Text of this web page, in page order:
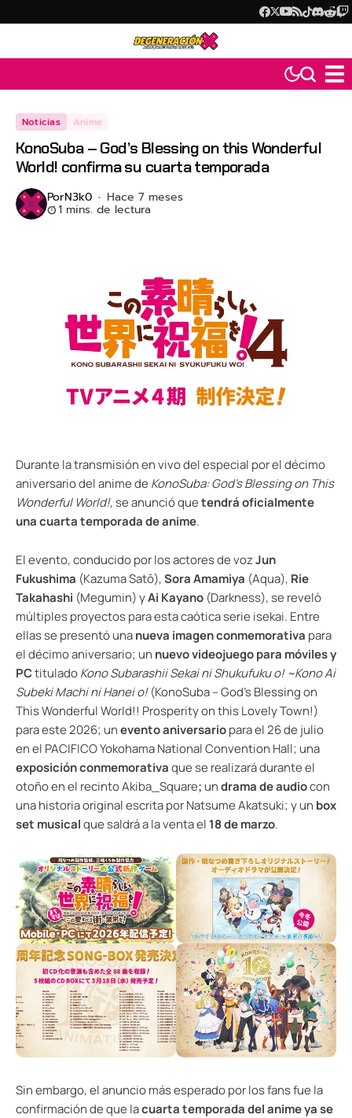
Noticias Anime
KonoSuba – God’s Blessing on this Wonderful
World! confirma su cuarta temporada
PorN3k0 Hace 7 meses
1 mins. de lectura
Durante la transmisión en vivo del especial por el décimo
aniversario del anime de KonoSuba: God’s Blessing on This
Wonderful World!, se anunció quetendrá oficialmente
una cuarta temporada de anime.
El evento, conducido por los actores de vozJun
Fukushima (Kazuma Satō),Sora Amamiya (Aqua), Rie
Takahashi (Megumin) yAi Kayano (Darkness), se reveló
múltiples proyectos para esta caótica serie isekai. Entre
ellas se presentó unanueva imagen conmemorativa para
el décimo aniversario; un nuevo videojuego para móviles y
PCtituladoKono Subarashii Sekai ni Shukufuku o! ~Kono Ai
Subeki Machi ni Hanei o!(KonoSuba – God’s Blessing on
This Wonderful World!! Prosperity on this Lovely Town!)
para este 2026; unevento aniversariopara el 26 de julio
en el PACIFICO Yokohama National Convention Hall; una
exposición conmemorativaque se realizará durante el
otoño en el recinto Akiba_Square; undrama de audiocon
una historia original escrita por Natsume Akatsuki; y un box
set musicalque saldrá a la venta el 18 de marzo.
Sin embargo, el anuncio más esperado por los fans fue la
confirmación de que lacuarta temporada del anime ya se